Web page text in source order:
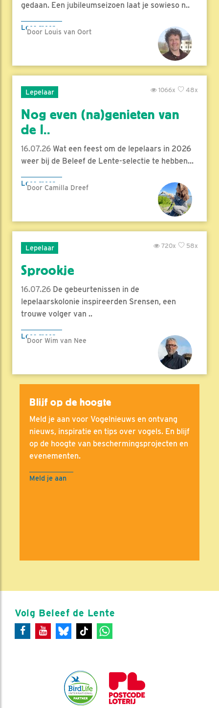
gedaan. Een jubileumseizoen laat je sowieso n..
Lees meer
Door Louis van Oort
Lepelaar 48x
1066x
Nog even (na)genieten van
de l..
16.07.26 Wat een feest om de lepelaars in 2026
weer bij de Beleef de Lente-selectie te hebben...
Lees meer
Door Camilla Dreef
Lepelaar 58x
720x
Sprookje
16.07.26 De gebeurtenissen in de
lepelaarskolonie inspireerden Srensen, een
trouwe volger van ..
Lees meer
Door Wim van Nee
Blijf op de hoogte
Meld je aan voor Vogelnieuws en ontvang
nieuws, inspiratie en tips over vogels. En blijf
op de hoogte van beschermingsprojecten en
evenementen.
Meld je aan
Volg Beleef de Lente